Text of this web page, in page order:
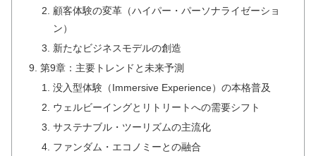
顧客体験の変革（ハイパー・パーソナライゼーショ
ン）
新たなビジネスモデルの創造
第9章：主要トレンドと未来予測
没入型体験（Immersive Experience）の本格普及
ウェルビーイングとリトリートへの需要シフト
サステナブル・ツーリズムの主流化
ファンダム・エコノミーとの融合